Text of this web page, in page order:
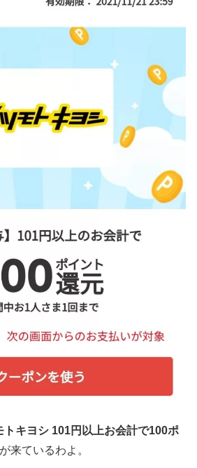
トキヨシ 101円以上お会計で100ポ
来ているわよ。